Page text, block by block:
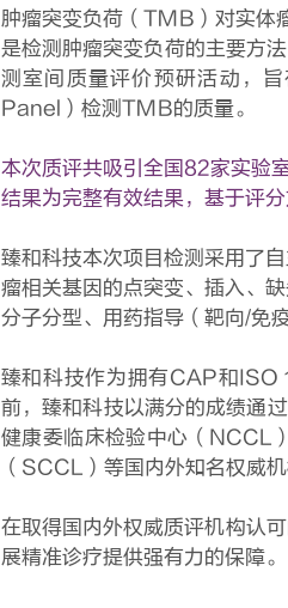
肿瘤突变负荷（TMB）对实体
是检测肿瘤突变负荷的主要方
测室间质量评价预研活动，
Panel）检测TMB的质量。
本次质评共吸引全国82家实验
结果为完整有效结果，基于评
臻和科技本次项目检测采用了
瘤相关基因的点突变、插入、
分子分型、用药指导（靶向/免
臻和科技作为拥有CAP和ISO
前，臻和科技以满分的成绩通
健康委临床检验中心（NCCL
（SCCL）等国内外知名权威
在取得国内外权威质评机构认
展精准诊疗提供强有力的保障。